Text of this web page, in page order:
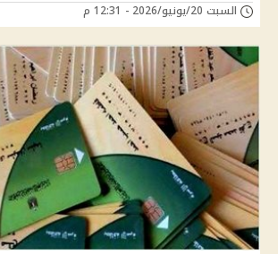
السبت 20/يونيو/2026 - 12:31 م